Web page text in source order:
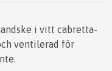
i vitt cabretta-
ventilerad för